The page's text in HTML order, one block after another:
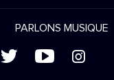
PARLONS MUSIQUE
' + &